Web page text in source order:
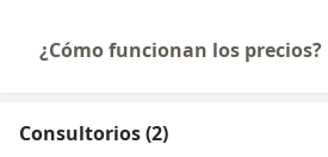
¿Cómo funcionan los precios?
Consultorios (2)